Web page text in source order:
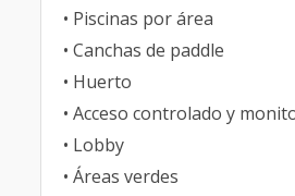
• Piscinas por área
• Canchas de paddle
• Huerto
• Acceso controlado y
• Lobby
• Áreas verdes